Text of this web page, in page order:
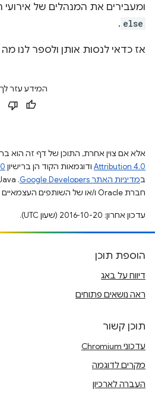
ומעבירים את המנהלים של
else
.
אז כדאי לנסות אותן ולספר לנו
המידע עזר
אלא אם צוין אחרת, התוכן של דף זה הוא
Attribution 4.0 ודוגמאות הקוד הן ברישיון
במדיניות האתר Google Developers‏
חברת Oracle ו/או של השותפים העצמאיים שלה.
עדכון אחרון: 2016-10-20 (שעון UTC).
הוספת תוכן
דיווח על באג
ראה נושאים פתוחים
תוכן קשור
עדכוני Chromium
מקרים לדוגמה
העברה לארכיון